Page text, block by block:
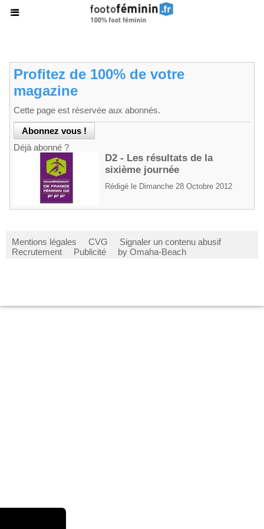
Profitez de 100% de votre
magazine
Cette page est réservée aux abonnés.
Déjà abonné ?
D2 - Les résultats de la
sixième journée
Rédigé le Dimanche 28 Octobre 2012
Mentions légales CVG
Signaler un contenu abusif
Recrutement
Publicité by Omaha-Beach